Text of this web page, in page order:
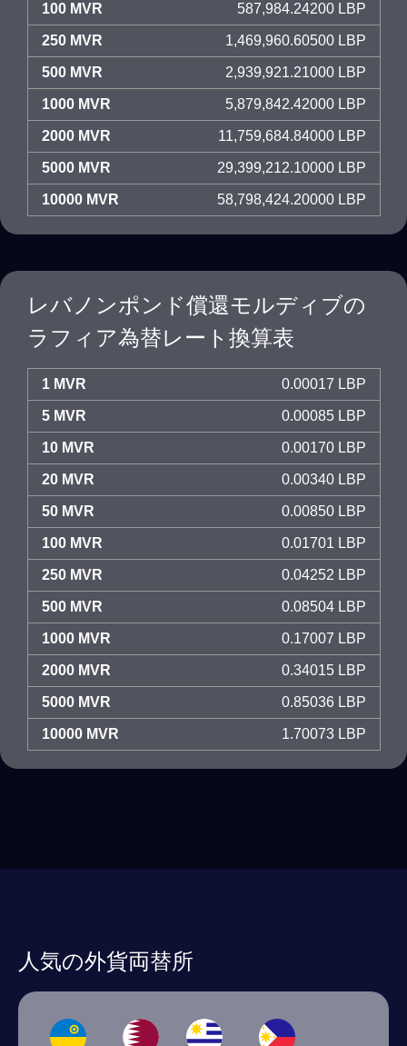
100 MVR 587,984.24200 LBP
250 MVR 1,469,960.60500 LBP
500 MVR 2,939,921.21000 LBP
1000 MVR 5,879,842.42000 LBP
2000 MVR 11,759,684.84000 LBP
5000 MVR 29,399,212.10000 LBP
10000 MVR 58,798,424.20000 LBP
レバノンポンド償還モルディブの
ラフィア為替レート換算表
1 MVR 0.00017 LBP
5 MVR 0.00085 LBP
10 MVR 0.00170 LBP
20 MVR 0.00340 LBP
50 MVR 0.00850 LBP
100 MVR 0.01701 LBP
250 MVR 0.04252 LBP
500 MVR 0.08504 LBP
1000 MVR 0.17007 LBP
2000 MVR 0.34015 LBP
5000 MVR 0.85036 LBP
10000 MVR 1.70073 LBP
人気の外貨両替所